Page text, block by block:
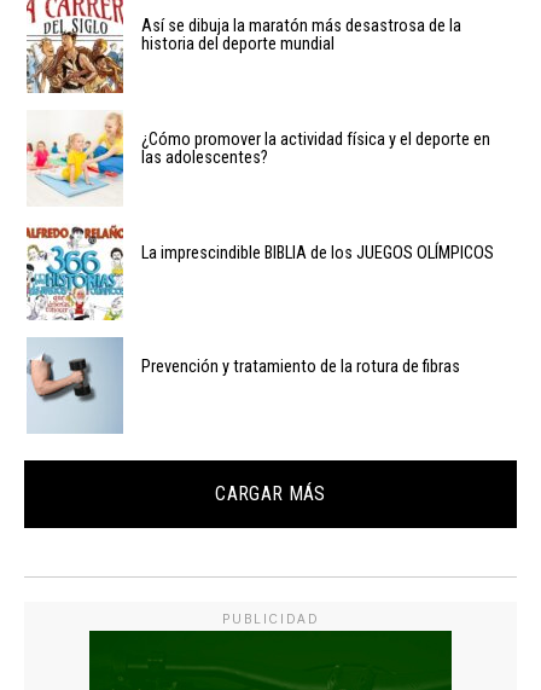
Así se dibuja la maratón más desastrosa de la
historia del deporte mundial
¿Cómo promover la actividad física y el deporte en
las adolescentes?
La imprescindible BIBLIA de los JUEGOS OLÍMPICOS
Prevención y tratamiento de la rotura de fibras
CARGAR MÁS
PUBLICIDAD